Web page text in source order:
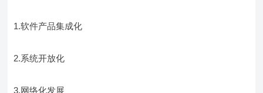
1.软件产品集成化
2.系统开放化
3.网络化发展